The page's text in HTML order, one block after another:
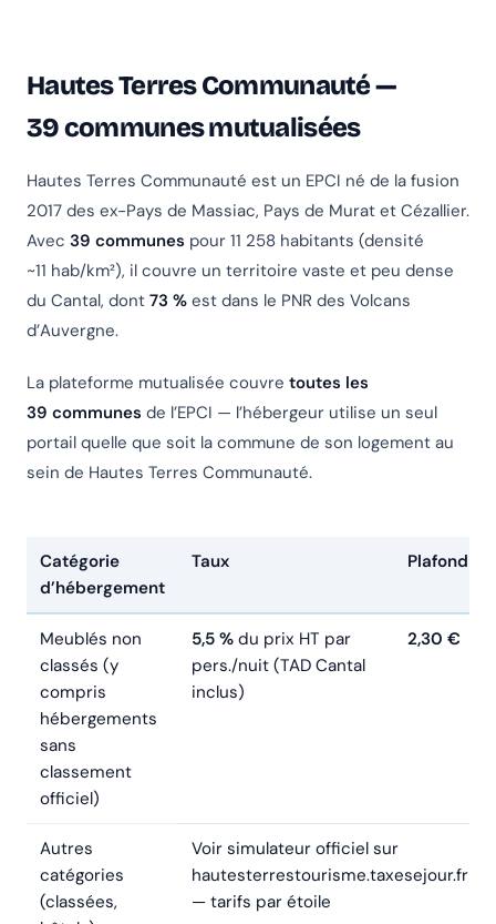
Hautes Terres Communauté —
39 communes mutualisées
Hautes Terres Communauté est un EPCI né de la fusion
2017 des ex-Pays de Massiac, Pays de Murat et Cézallier.
Avec 39 communes pour 11 258 habitants (densité
~11 hab/km²), il couvre un territoire vaste et peu dense
du Cantal, dont 73 % est dans le PNR des Volcans
d’Auvergne.
La plateforme mutualisée couvre toutes les
39 communes de l’EPCI — l’hébergeur utilise un seul
portail quelle que soit la commune de son logement au
sein de Hautes Terres Communauté.
Catégorie
d’hébergement
Taux Plafond
Meublés non
classés (y
compris
hébergements
sans
classement
officiel)
5,5 % du prix HT par
pers./nuit (TAD Cantal
inclus)
2,30 €
Autres
catégories
(classées,
Voir simulateur officiel sur
hautesterrestourisme.taxesejour.fr
— tarifs par étoile